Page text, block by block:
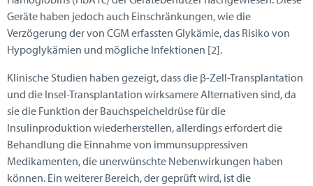
Geräte haben jedoch auch Einschränkungen, wie die
Verzögerung der von CGM erfassten Glykämie, das Risiko von
Hypoglykämien und mögliche Infektionen [2].
Klinische Studien haben gezeigt, dass die β-Zell-Transplantation
und die Insel-Transplantation wirksamere Alternativen sind, da
sie die Funktion der Bauchspeicheldrüse für die
Insulinproduktion wiederherstellen, allerdings erfordert die
Behandlung die Einnahme von immunsuppressiven
Medikamenten, die unerwünschte Nebenwirkungen haben
können. Ein weiterer Bereich, der geprüft wird, ist die